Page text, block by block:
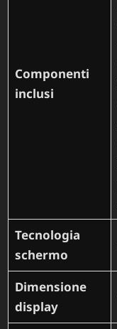
Componenti
inclusi
Tecnologia
schermo
Dimensione
display